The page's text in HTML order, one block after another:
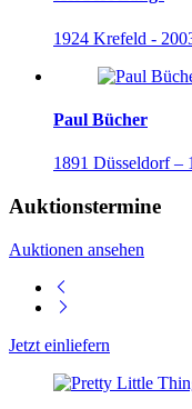
1924 Krefeld -
Paul Bücher
1891 Düsseldorf –
Auktionstermine
Auktionen ansehen
Jetzt einliefern